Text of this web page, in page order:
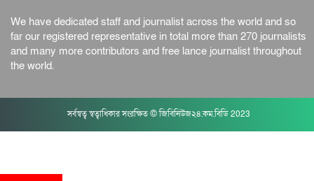
We have dedicated staff and journalist across the world and so
far our registered representative in total more than 270 journalists
and many more contributors and free lance journalist throughout
the world.
সর্বস্বত্ব স্বত্বাধিকার সংরক্ষিত © জিবিনিউজ২৪.কম.বিডি 2023